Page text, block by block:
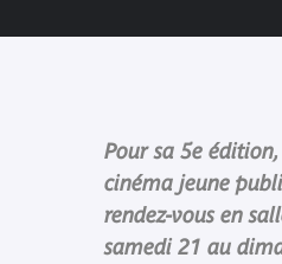
Pour sa 5e
cinéma jeune
rendez-vous en
samedi 21 au